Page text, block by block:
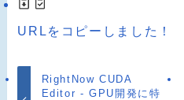
URLをコピーしました！
RightNow CUDA
Editor - GPU開発に特